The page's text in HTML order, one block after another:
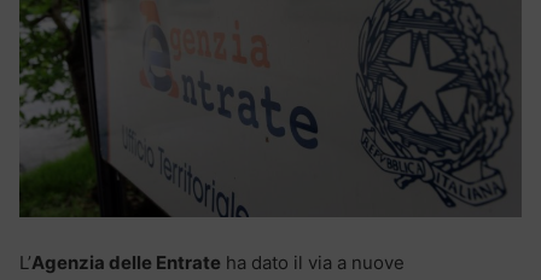
L’Agenzia delle Entrate ha dato il via a nuove